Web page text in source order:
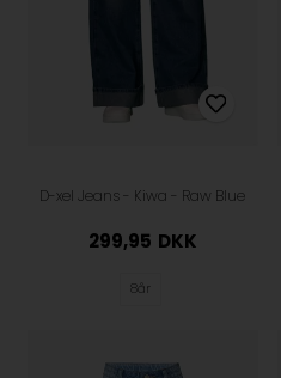
D-xel Jeans - Kiwa - Raw Blue
299,95 DKK
8år